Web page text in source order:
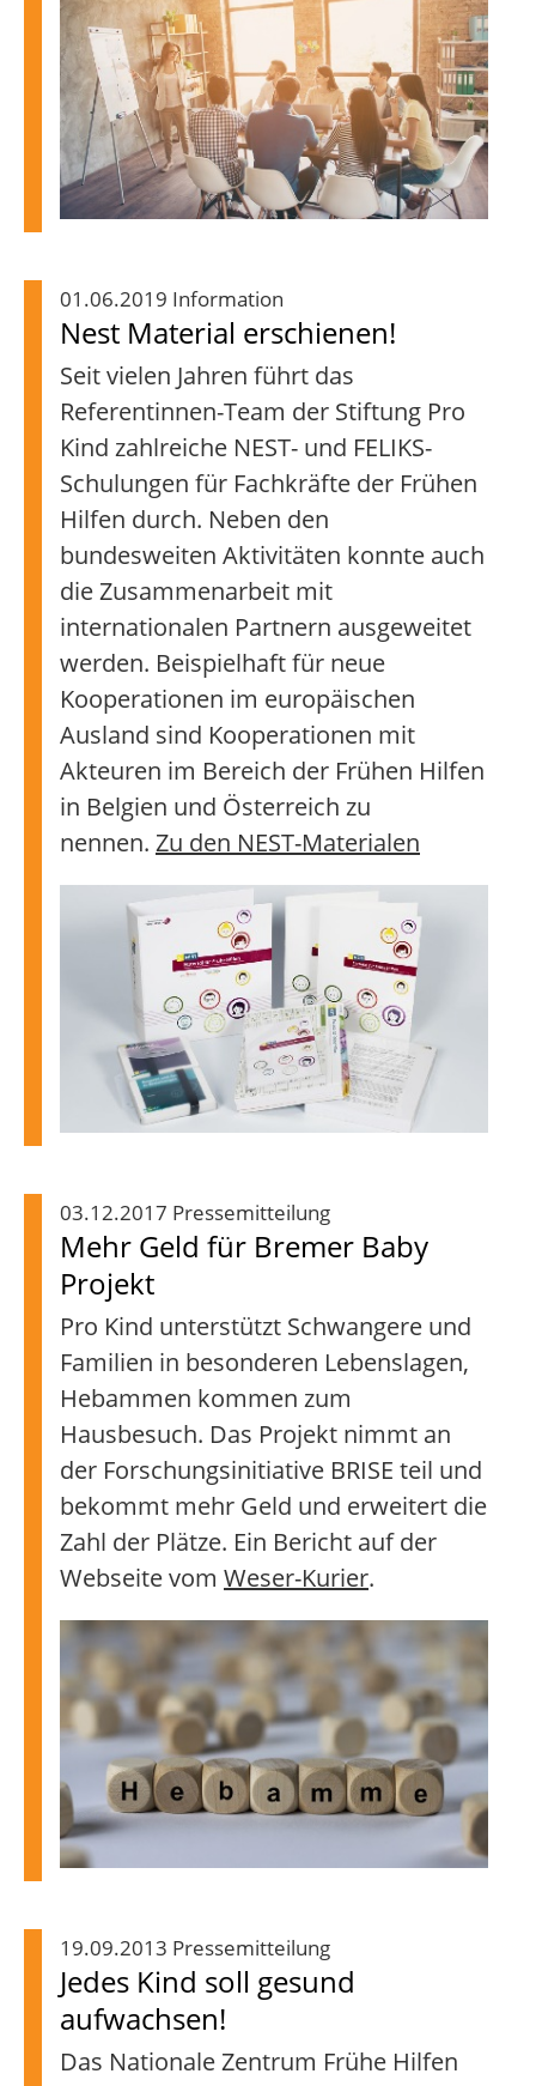
01.06.2019 Information
Nest Material erschienen!
Seit vielen Jahren führt das
Referentinnen-Team der Stiftung Pro
Kind zahlreiche NEST- und FELIKS-
Schulungen für Fachkräfte der Frühen
Hilfen durch. Neben den
bundesweiten Aktivitäten konnte auch
die Zusammenarbeit mit
internationalen Partnern ausgeweitet
werden. Beispielhaft für neue
Kooperationen im europäischen
Ausland sind Kooperationen mit
Akteuren im Bereich der Frühen Hilfen
in Belgien und Österreich zu
nennen. Zu den NEST-Materialen
03.12.2017 Pressemitteilung
Mehr Geld für Bremer Baby
Projekt
Pro Kind unterstützt Schwangere und
Familien in besonderen Lebenslagen,
Hebammen kommen zum
Hausbesuch. Das Projekt nimmt an
der Forschungsinitiative BRISE teil und
bekommt mehr Geld und erweitert die
Zahl der Plätze. Ein Bericht auf der
Webseite vom Weser-Kurier.
19.09.2013 Pressemitteilung
Jedes Kind soll gesund
aufwachsen!
Das Nationale Zentrum Frühe Hilfen